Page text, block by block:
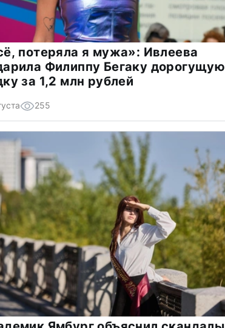
потеряла я мужа»: Ивлеева
Филиппу Бегаку дорогущую
за 1,2 млн рублей
255